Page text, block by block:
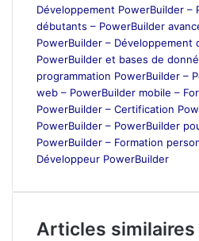
Développement PowerBuilder –
débutants – PowerBuilder
PowerBuilder – Développement
PowerBuilder et bases de
programmation PowerBuilder –
web – PowerBuilder mobile –
PowerBuilder – Certification
PowerBuilder – PowerBuilder
PowerBuilder – Formation
Développeur PowerBuilder
Articles similaires